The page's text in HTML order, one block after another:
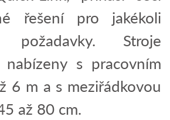
řešení pro jakékoli
požadavky. Stroje
nabízeny s pracovním
6 m a s meziřádkovou
až 80 cm.